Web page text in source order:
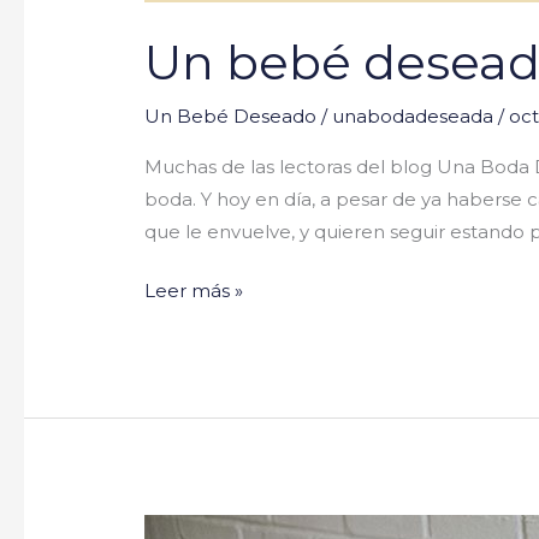
Un bebé
Un Bebé Deseado / unabodadeseada/
Muchas de las lectoras del blog Una
boda. Y hoy en día, a pesar de ya
que le envuelve, y quieren seguir estando
Leer más »
Regalos